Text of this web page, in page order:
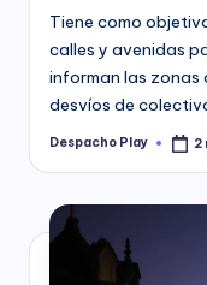
Tiene como
calles y avenidas
informan las
desvíos de
Posted
Despacho Play 2